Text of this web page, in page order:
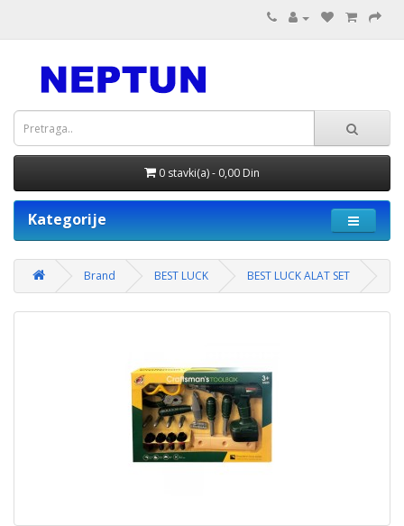
0 stavki(a) - 0,00 Din
Kategorije
Brand BEST LUCK BEST LUCK ALAT SET